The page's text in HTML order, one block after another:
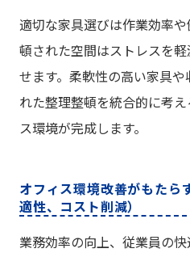
適切な家具選びは作業効率
頓された空間はストレスを
せます。柔軟性の高い家具
れた整理整頓を統合的に考
ス環境が完成します。
オフィス環境改善がもたら
適性、コスト削減）
業務効率の向上、従業員の